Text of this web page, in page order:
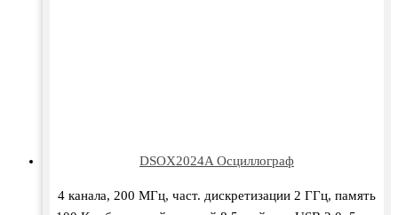
DSOX2024A Осциллограф
4 канала, 200 МГц, част. дискретизации 2 ГГц, память